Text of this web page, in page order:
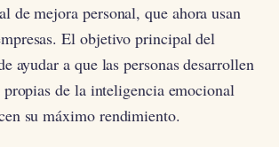
de mejora personal, que ahora usan
El objetivo principal del
ayudar a que las personas desarrollen
de la inteligencia emocional
su máximo rendimiento.